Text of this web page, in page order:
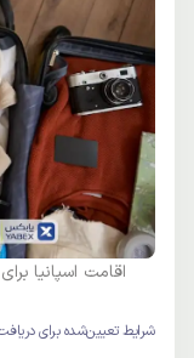
اقامت اسپانیا
شرایط تعیین‌شده برای